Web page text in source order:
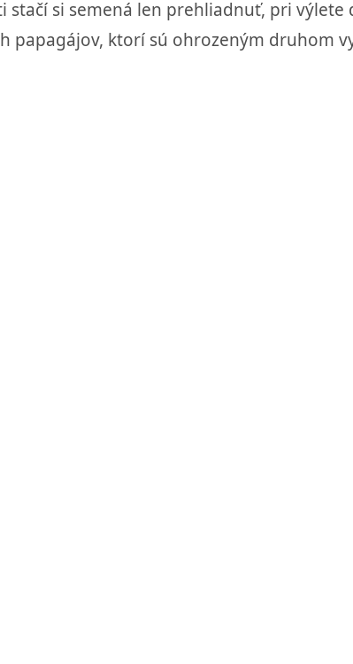
stačí si semená len prehliadnuť, pri
papagájov, ktorí sú ohrozeným druhom